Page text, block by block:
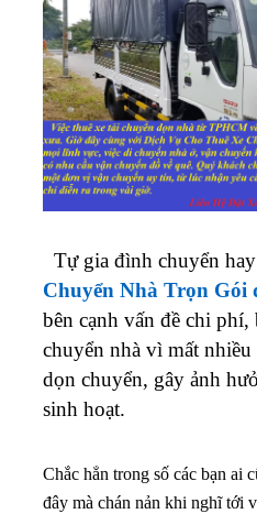
Tự gia đình chuyển
Chuyển Nhà Trọn Gói
bên cạnh vấn đề chi
chuyển nhà vì mất
dọn chuyển, gây ảnh
sinh hoạt.
Chắc hẳn trong số các bạn ai
đây mà chán nản khi nghĩ tới